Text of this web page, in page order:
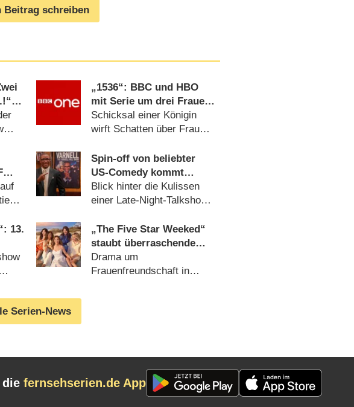
Beitrag schreiben
„1536“: BBC und HBO
mit Serie um drei Frauen
im Schatten der
Verhaftung von Anne
Schicksal einer Königin
wirft Schatten über Frauen
Spin-off von beliebter
US-Comedy kommt
schon bald nach
Deutschland
Blick hinter die Kulissen
einer Late-Night-Talkshow
13.
„The Five Star Weeked“
staubt überraschende
Verlängerung ab
Drama um
Frauenfreundschaft in
Serien-News
fernsehserien.de App